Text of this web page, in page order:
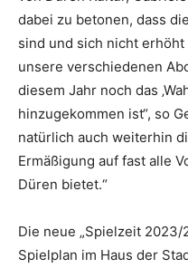
dabei zu betonen, dass
sind und sich nicht erhöht
unsere verschiedenen
diesem Jahr noch das
hinzugekommen ist“, so
natürlich auch weiterhin
Ermäßigung auf fast alle
Düren bietet.“
Die neue „Spielzeit
Spielplan im Haus der